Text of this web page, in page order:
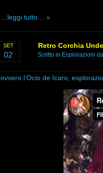
…leggi tutto… »
SET
02
Retro Corchia
Scritto in Esplorazioni
ovvero l’Ocio de Icaro,